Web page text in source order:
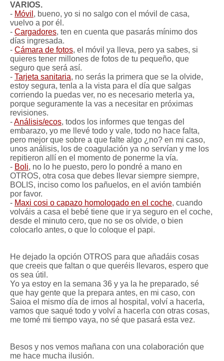
VARIOS.
- Móvil , bueno, yo si no salgo con el móvil de casa,
vuelvo a por él.
- Cargadores, ten en cuenta que pasarás mínimo dos
días ingresada.
- Cámara de fotos, el móvil ya lleva, pero ya sabes, si
quieres tener millones de fotos de tu pequeño, que
seguro que será así.
- Tarjeta sanitaria, no serás la primera que se la olvide,
estoy segura, tenla a la vista para el día que salgas
corriendo la puedas ver, no es necesario meterla ya,
porque seguramente la vas a necesitar en próximas
revisiones.
-Análisis/ecos, todos los informes que tengas del
embarazo, yo me llevé todo y vale, todo no hace falta,
pero mejor que sobre a que falte algo ¿no? en mi caso,
unos análisis, los de coagulación ya no servían y me los
repitieron allí en el momento de ponerme la vía.
- Boli, no lo he puesto, pero lo pondré a mano en
OTROS, otra cosa que debes llevar siempre siempre,
BOLIS, inciso como los pañuelos, en el avión también
por favor.
- Maxi cosi o capazo homologado en el coche, cuando
volváis a casa el bebé tiene que ir ya seguro en el coche,
desde el minuto cero, que no se os olvide, o bien
colocarlo antes, o que lo coloque el papi.
He dejado la opción OTROS para que añadáis cosas
que creeis que faltan o que queréis llevaros, espero que
os sea útil.
Yo ya estoy en la semana 36 y ya la he preparado, sé
que hay gente que la prepara antes, en mi caso, con
Saioa el mismo día de irnos al hospital, volví a hacerla,
vamos que saqué todo y volví a hacerla con otras cosas,
me tomé mi tiempo vaya, no sé que pasará esta vez.
Besos y nos vemos mañana con una colaboración que
me hace mucha ilusión.